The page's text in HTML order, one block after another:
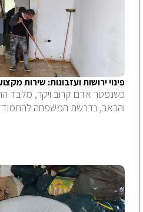
פינוי ירושות ועזבונות: שירות
כשנפטר אדם קרוב ויקר, מלבד
והכאב, נדרשת המשפחה